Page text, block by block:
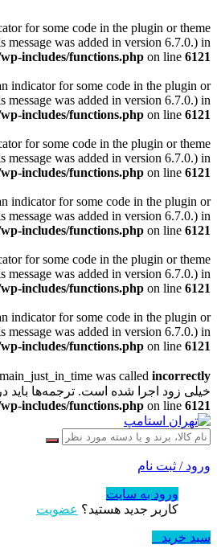
for some code in the plugin or theme
was added in version 6.7.0.) in
includes/functions.php on line 6121
indicator for some code in the plugin or
was added in version 6.7.0.) in
includes/functions.php on line 6121
for some code in the plugin or theme
was added in version 6.7.0.) in
includes/functions.php on line 6121
indicator for some code in the plugin or
was added in version 6.7.0.) in
includes/functions.php on line 6121
for some code in the plugin or theme
was added in version 6.7.0.) in
includes/functions.php on line 6121
indicator for some code in the plugin or
was added in version 6.7.0.) in
includes/functions.php on line 6121
was called incorrectly
خیلی زود اجرا شده است. ترجمه‌ها باید
includes/functions.php on line 6121
ورود / ثبت نام
ورود به سایت
کاربر جدید هستید؟ عضویت
سبد خرید